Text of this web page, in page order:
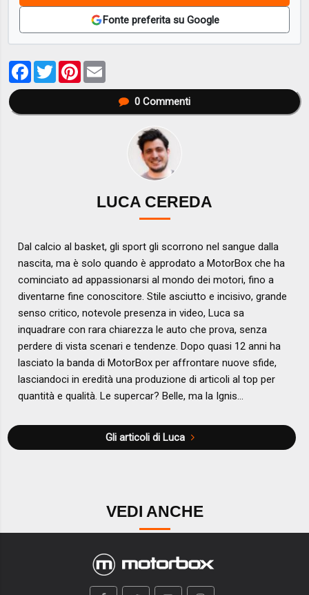
Fonte preferita su Google
Facebook
TwitterPinterest
0Commenti
LUCA CEREDA
Dal calcio al basket, gli sport gli scorrono nel sangue dalla
nascita, ma è solo quando è approdato a MotorBox che ha
cominciato ad appassionarsi al mondo dei motori, fino a
diventarne fine conoscitore. Stile asciutto e incisivo, grande
senso critico, notevole presenza in video, Luca sa
inquadrare con rara chiarezza le auto che prova, senza
perdere di vista scenari e tendenze. Dopo quasi 12 anni ha
lasciato la banda di MotorBox per affrontare nuove sfide,
lasciandoci in eredità una produzione di articoli al top per
quantità e qualità. Le supercar? Belle, ma la Ignis...
Gli articoli di Luca
VEDI ANCHE